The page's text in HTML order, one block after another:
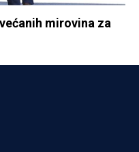
mirovina za